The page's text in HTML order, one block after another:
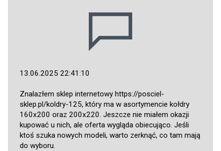
13.06.2025 22:41:10
Znalazłem sklep internetowy https://posciel-
sklep.pl/koldry-125, który ma w asortymencie kołdry
160x200 oraz 200x220. Jeszcze nie miałem okazji
kupować u nich, ale oferta wygląda obiecująco. Jeśli
ktoś szuka nowych modeli, warto zerknąć, co tam mają
do wyboru.